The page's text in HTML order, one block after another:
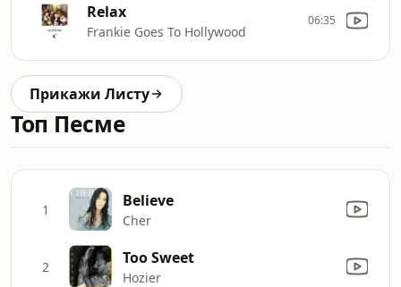
Relax
Frankie Goes To Hollywood
06:35
Прикажи Листу
Топ Песме
1 Believe
Cher
2 Too Sweet
Hozier